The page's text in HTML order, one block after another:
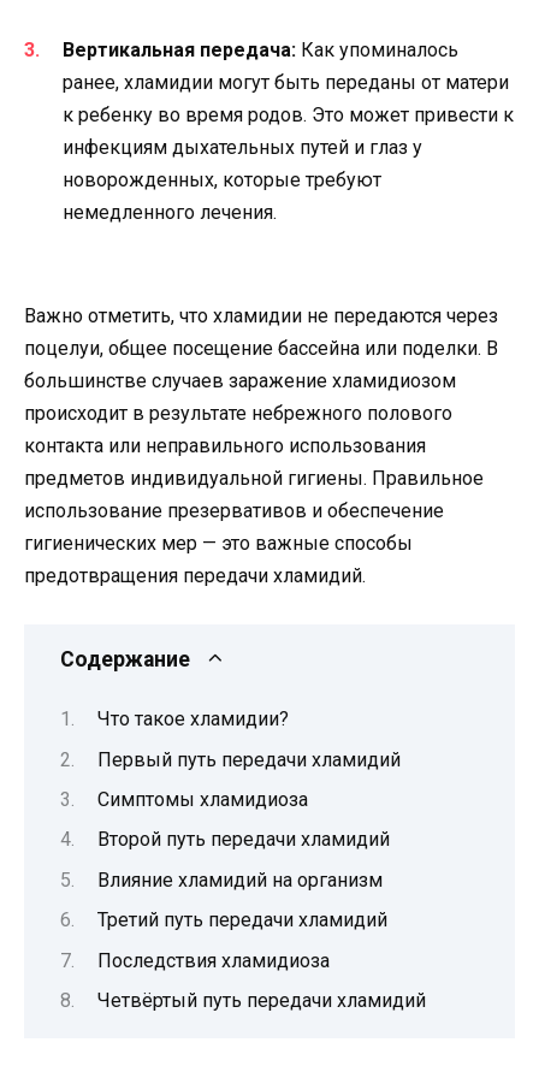
Вертикальная передача: Как упоминалось
ранее, хламидии могут быть переданы от матери
к ребенку во время родов. Это может привести к
инфекциям дыхательных путей и глаз у
новорожденных, которые требуют
немедленного лечения.
Важно отметить, что хламидии не передаются через
поцелуи, общее посещение бассейна или поделки. В
большинстве случаев заражение хламидиозом
происходит в результате небрежного полового
контакта или неправильного использования
предметов индивидуальной гигиены. Правильное
использование презервативов и обеспечение
гигиенических мер — это важные способы
предотвращения передачи хламидий.
Содержание
Что такое хламидии?
Первый путь передачи хламидий
Симптомы хламидиоза
Второй путь передачи хламидий
Влияние хламидий на организм
Третий путь передачи хламидий
Последствия хламидиоза
Четвёртый путь передачи хламидий